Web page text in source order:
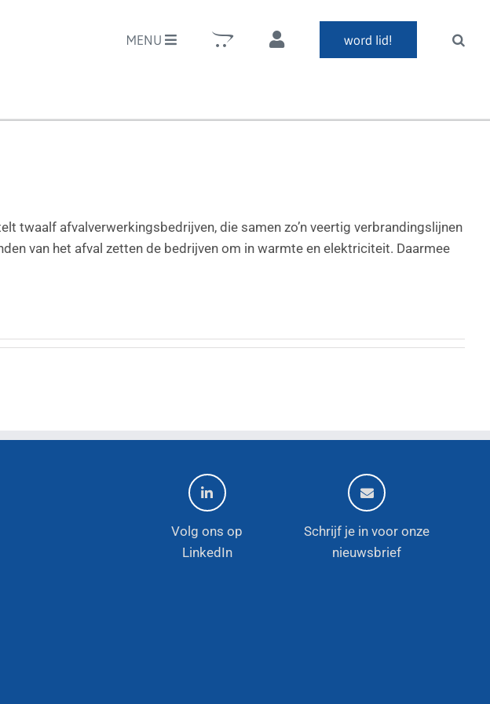
MENU word lid!
twaalf afvalverwerkingsbedrijven, die samen zo’n veertig verbrandingslijnen
van het afval zetten de bedrijven om in warmte en elektriciteit. Daarmee
Volg ons op
LinkedIn
Schrijf je in voor onze
nieuwsbrief